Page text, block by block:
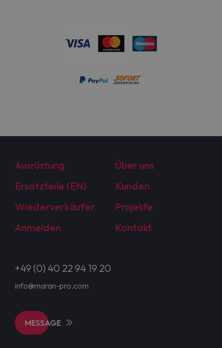
Ausrüstung
Über uns
Ersatzteile (EN)
Kunden
Wiederverkäufer
Projekte
Anmelden
Kontakt
+49 (0) 40 22 94 19 20
info@maran-pro.com
MESSAGE